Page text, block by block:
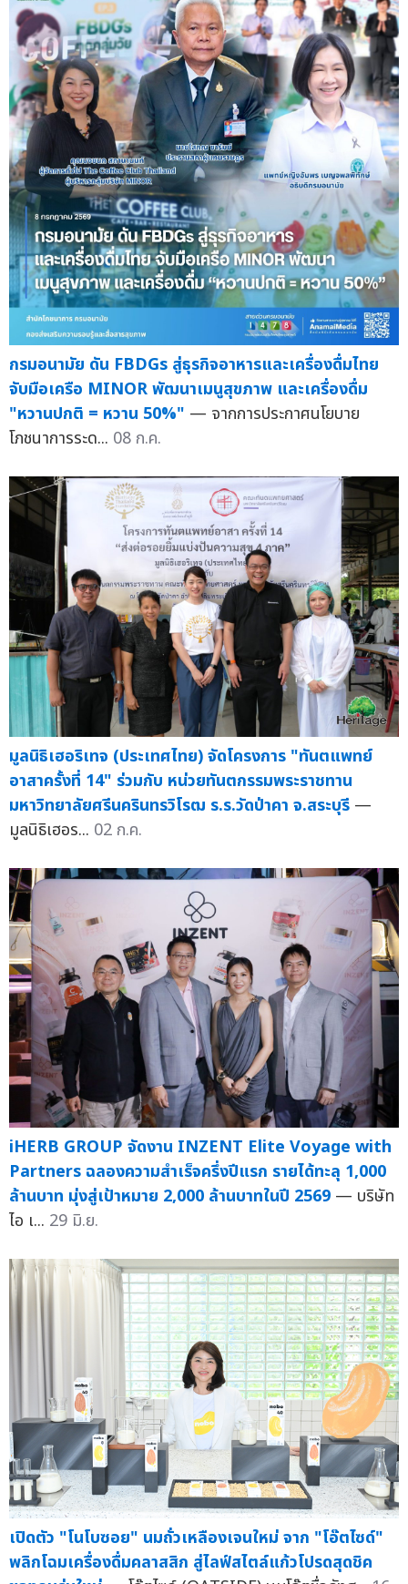
กรมอนามัย ดัน FBDGs สู่ธุรกิจอาหารและเครื่องดื่มไทย
จับมือเครือ MINOR พัฒนาเมนูสุขภาพ และเครื่องดื่ม
"หวานปกติ = หวาน 50%" — จากการประกาศนโยบาย
โภชนาการระด... 08 ก.ค.
มูลนิธิเฮอริเทจ (ประเทศไทย) จัดโครงการ "ทันตแพทย์
อาสาครั้งที่ 14" ร่วมกับ หน่วยทันตกรรมพระราชทาน
มหาวิทยาลัยศรีนครินทรวิโรฒ ร.ร.วัดป่าคา จ.สระบุรี —
มูลนิธิเฮอร... 02 ก.ค.
iHERB GROUP จัดงาน INZENT Elite Voyage with
Partners ฉลองความสำเร็จครึ่งปีแรก รายได้ทะลุ 1,000
ล้านบาท มุ่งสู่เป้าหมาย 2,000 ล้านบาทในปี 2569 — บริษัท
ไอ เ... 29 มิ.ย.
เปิดตัว "โนโบซอย" นมถั่วเหลืองเจนใหม่ จาก "โอ๊ตไซด์"
พลิกโฉมเครื่องดื่มคลาสสิก สู่ไลฟ์สไตล์แก้วโปรดสุดชิค